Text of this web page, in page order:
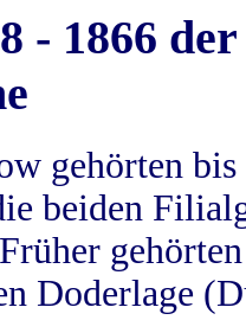
- 1866
gehörten
beiden
Doderlage